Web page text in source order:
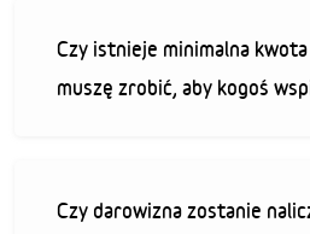
Czy istnieje minimalna
muszę zrobić, aby kogoś
Czy darowizna zostanie